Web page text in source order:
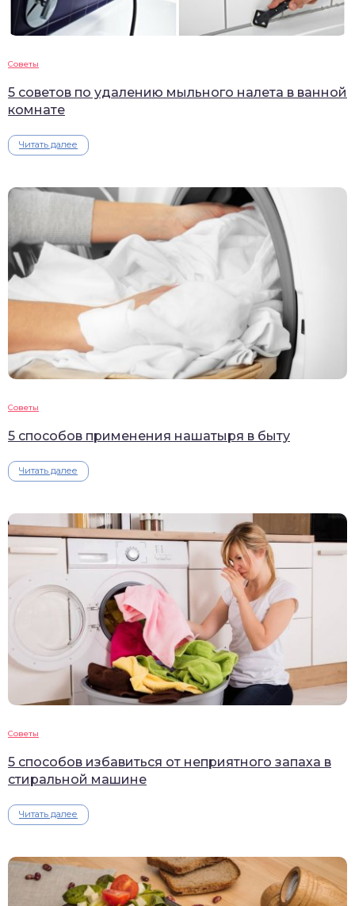
Советы
5 советов по удалению мыльного налета в ванной
комнате
Читать далее
Советы
5 способов применения нашатыря в быту
Читать далее
Советы
5 способов избавиться от неприятного запаха в
стиральной машине
Читать далее